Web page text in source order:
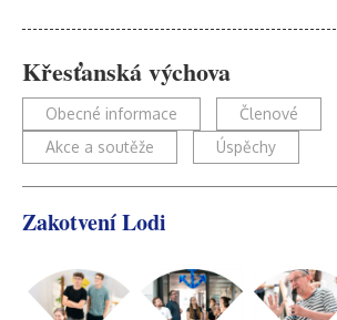
Křesťanská výchova
Obecné informace
Členové
Akce a soutěže
Úspěchy
Zakotvení Lodi